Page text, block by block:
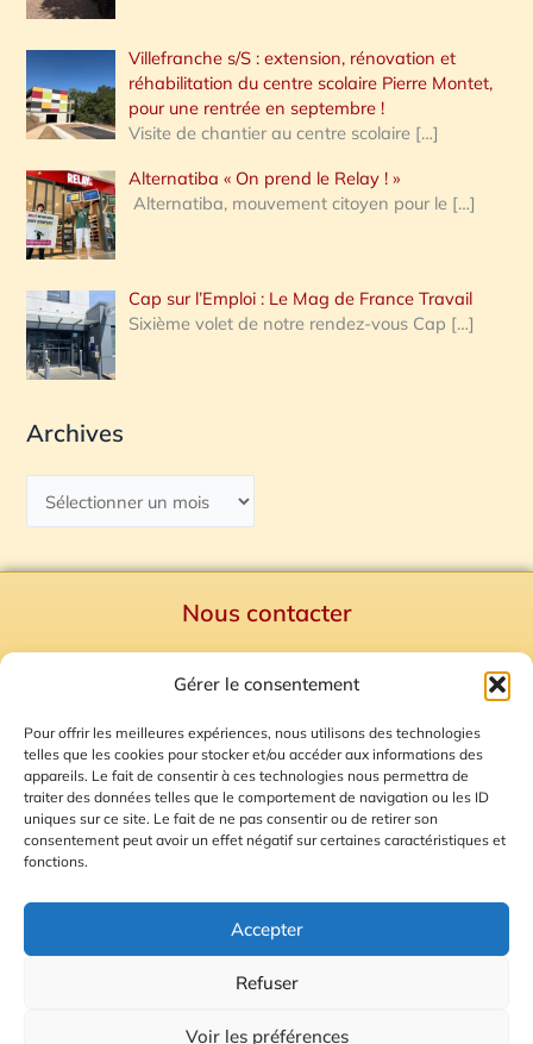
Gérer le consentement
Pour offrir les meilleures expériences, nous utilisons des technologies
telles que les cookies pour stocker et/ou accéder aux informations des
appareils. Le fait de consentir à ces technologies nous permettra de
traiter des données telles que le comportement de navigation ou les ID
uniques sur ce site. Le fait de ne pas consentir ou de retirer son
consentement peut avoir un effet négatif sur certaines caractéristiques et
fonctions.
Accepter
Refuser
Voir les préférences
Villefranche s/S : extension, rénovation et
réhabilitation du centre scolaire Pierre Montet,
pour une rentrée en septembre !
Visite de chantier au centre scolaire […]
Alternatiba « On prend le Relay ! »
Alternatiba, mouvement citoyen pour le […]
Cap sur l’Emploi : Le Mag de France Travail
Sixième volet de notre rendez-vous Cap […]
Archives
Nous contacter
Mentions Légales
Plan du site
Gestion des Cookies
© 2026 Radio Calade